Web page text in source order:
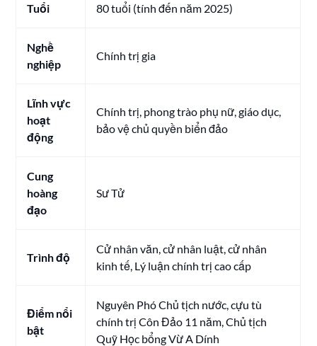
Tuổi 80 tuổi (tính đến năm 2025)
Nghề
nghiệp
Chính trị gia
Lĩnh vực
hoạt
động
Chính trị, phong trào phụ nữ, giáo dục,
bảo vệ chủ quyền biển đảo
Cung
hoàng
đạo
Sư Tử
Trình độ
Cử nhân văn, cử nhân luật, cử nhân
kinh tế, Lý luận chính trị cao cấp
Điểm nổi
bật
Nguyên Phó Chủ tịch nước, cựu tù
chính trị Côn Đảo 11 năm, Chủ tịch
Quỹ Học bổng Vừ A Dính